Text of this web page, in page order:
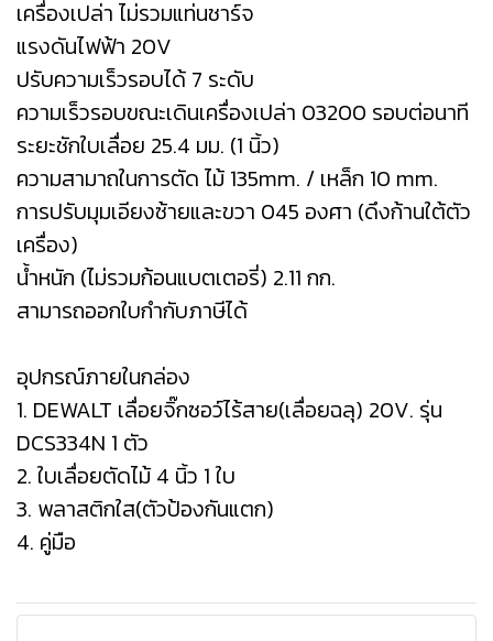
เครื่องเปล่า ไม่รวมแท่นชาร์จ
แรงดันไฟฟ้า 20V
ปรับความเร็วรอบได้ 7 ระดับ
ความเร็วรอบขณะเดินเครื่องเปล่า 03200 รอบต่อนาที
ระยะชักใบเลื่อย 25.4 มม. (1 นิ้ว)
ความสามาถในการตัด ไม้ 135mm. / เหล็ก 10 mm.
การปรับมุมเอียงซ้ายและขวา 045 องศา (ดึงก้านใต้ตัว
เครื่อง)
น้ำหนัก (ไม่รวมก้อนแบตเตอรี่) 2.11 กก.
สามารถออกใบกำกับภาษีได้
อุปกรณ์ภายในกล่อง
1. DEWALT เลื่อยจิ๊กซอว์ไร้สาย(เลื่อยฉลุ) 20V. รุ่น
DCS334N 1 ตัว
2. ใบเลื่อยตัดไม้ 4 นิ้ว 1 ใบ
3. พลาสติกใส(ตัวป้องกันแตก)
4. คู่มือ